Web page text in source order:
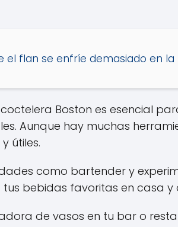
el flan se enfríe demasiado en la
Boston es esencial
Aunque hay muchas
útiles.
como bartender y
bebidas favoritas en casa
de vasos en tu bar o